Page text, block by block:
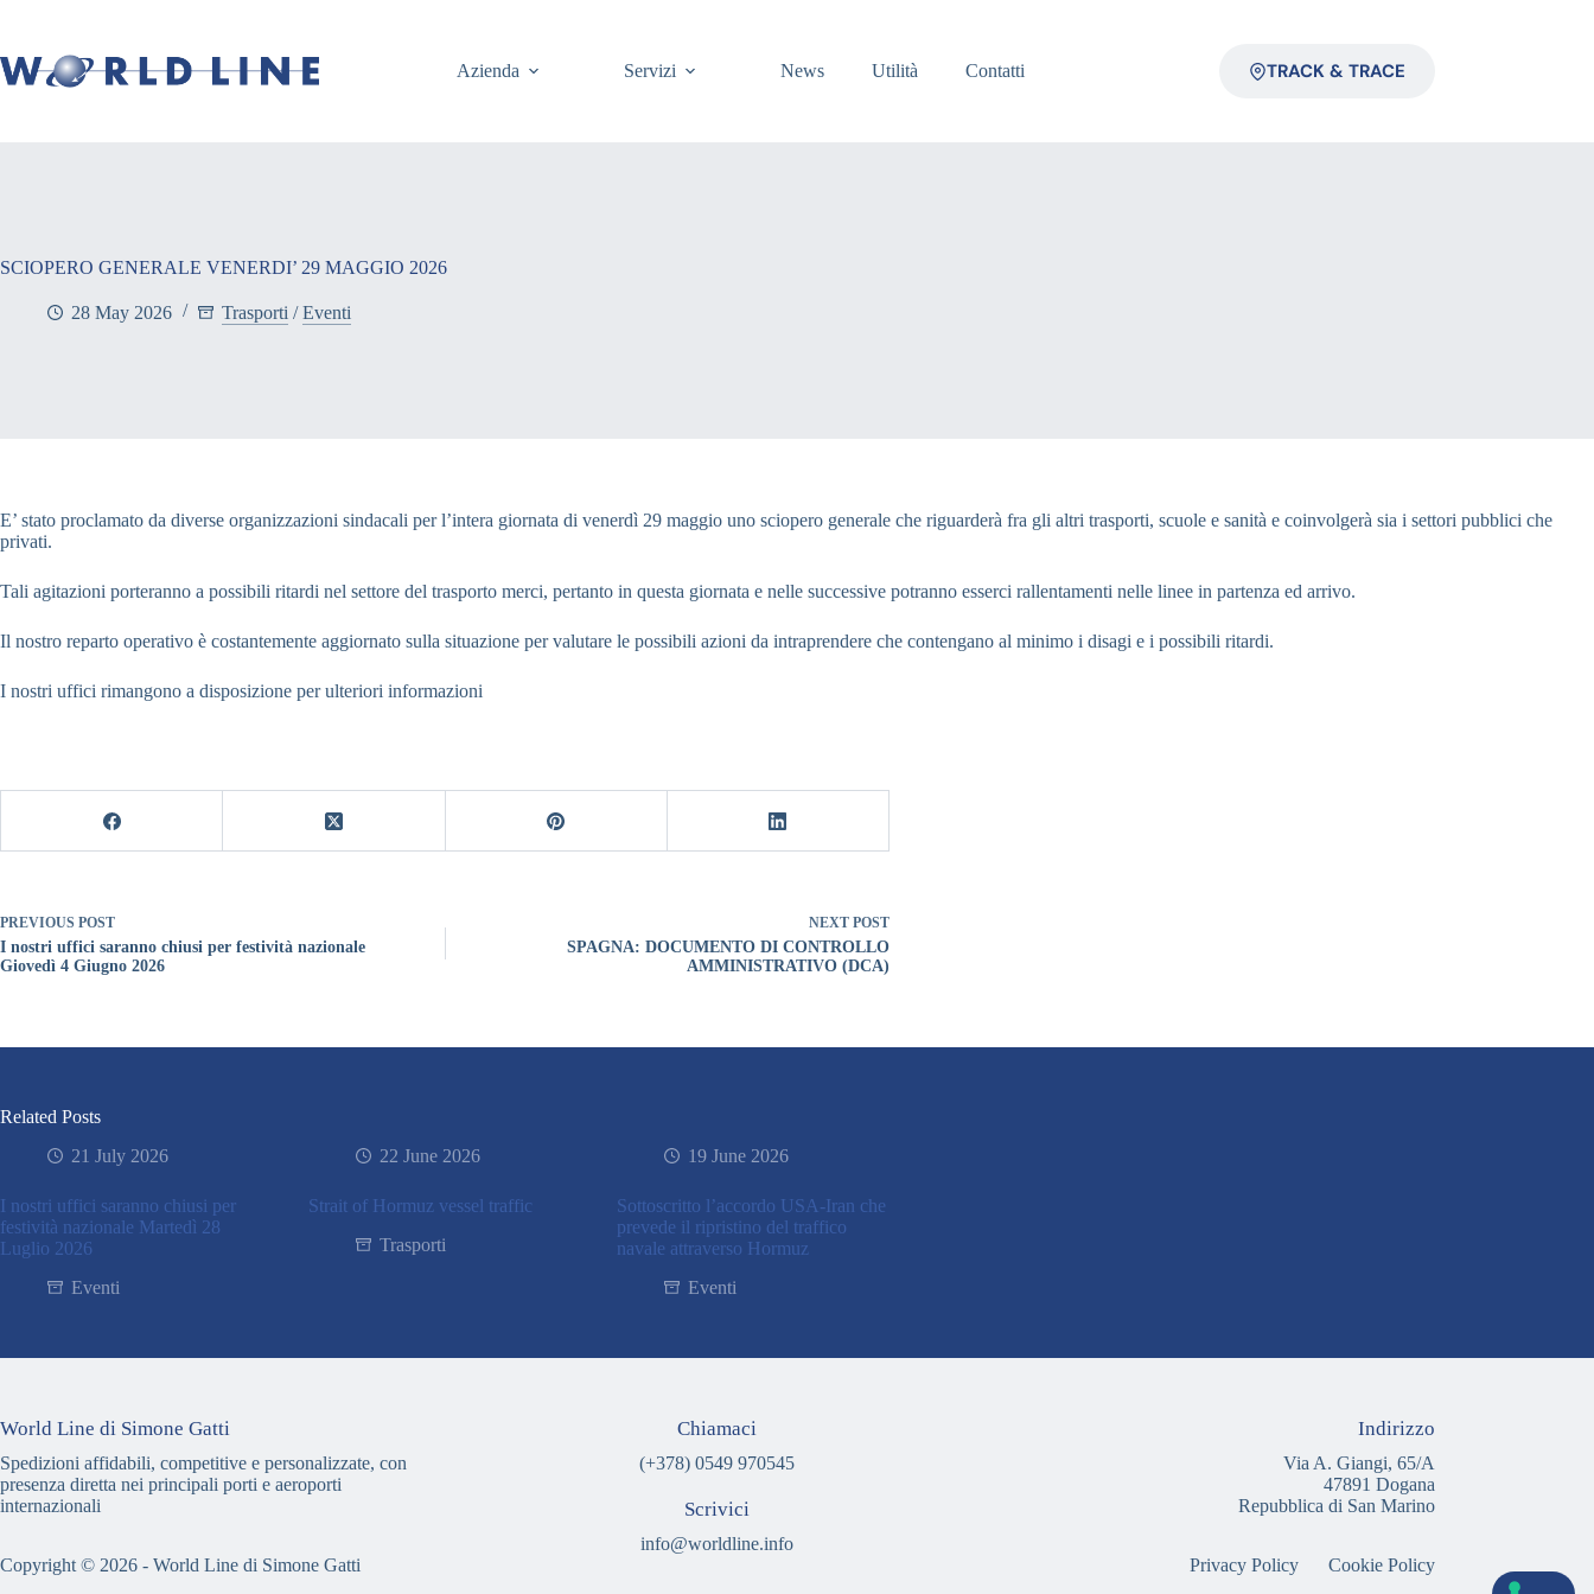
Azienda Servizi News Utilità Contatti TRACK & TRACE
SCIOPERO GENERALE VENERDI’ 29 MAGGIO 2026
28 May 2026 Trasporti /Eventi
E’ stato proclamato da diverse organizzazioni sindacali per l’intera giornata di venerdì 29 maggio uno sciopero generale che riguarderà fra gli altri trasporti, scuole e sanità e coinvolgerà sia i settori pubblici che
privati.
Tali agitazioni porteranno a possibili ritardi nel settore del trasporto merci, pertanto in questa giornata e nelle successive potranno esserci rallentamenti nelle linee in partenza ed arrivo.
Il nostro reparto operativo è costantemente aggiornato sulla situazione per valutare le possibili azioni da intraprendere che contengano al minimo i disagi e i possibili ritardi.
I nostri uffici rimangono a disposizione per ulteriori informazioni
PREVIOUS POST
I nostri uffici saranno chiusi per festività nazionale
Giovedì 4 Giugno 2026
NEXT POST
SPAGNA: DOCUMENTO DI CONTROLLO
AMMINISTRATIVO (DCA)
Related Posts
21 July 2026
I nostri uffici saranno chiusi per
festività nazionale Martedì 28
Luglio 2026
Eventi
22 June 2026
Strait of Hormuz vessel traffic
Trasporti
19 June 2026
Sottoscritto l’accordo USA-Iran che
prevede il ripristino del traffico
navale attraverso Hormuz
Eventi
World Line di Simone Gatti
Spedizioni affidabili, competitive e personalizzate, con
presenza diretta nei principali porti e aeroporti
internazionali
Chiamaci
(+378) 0549 970545
Scrivici
info@worldline.info
Indirizzo
Via A. Giangi, 65/A
47891 Dogana
Repubblica di San Marino
Copyright © 2026 - World Line di Simone Gatti Privacy Policy Cookie Policy